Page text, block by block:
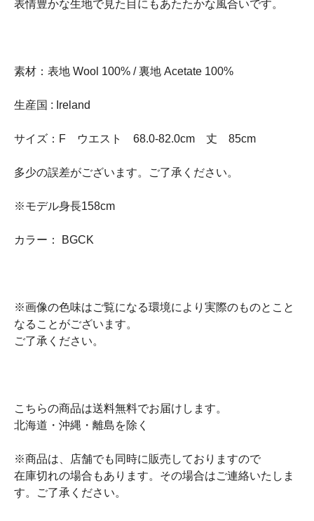
表情豊かな生地で見た目にもあたたかな風合いです。
素材：表地 Wool 100% / 裏地 Acetate 100%
生産国 : Ireland
サイズ：F ウエスト 68.0-82.0cm 丈 85cm
多少の誤差がございます。ご了承ください。
※モデル身長158cm
カラー： BGCK
※画像の色味はご覧になる環境により実際のものとこと
なることがございます。
ご了承ください。
こちらの商品は送料無料でお届けします。
北海道・沖縄・離島を除く
※商品は、店舗でも同時に販売しておりますので
在庫切れの場合もあります。その場合はご連絡いたしま
す。ご了承ください。